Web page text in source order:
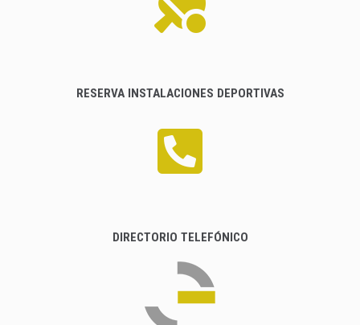
RESERVA INSTALACIONES DEPORTIVAS
DIRECTORIO TELEFÓNICO